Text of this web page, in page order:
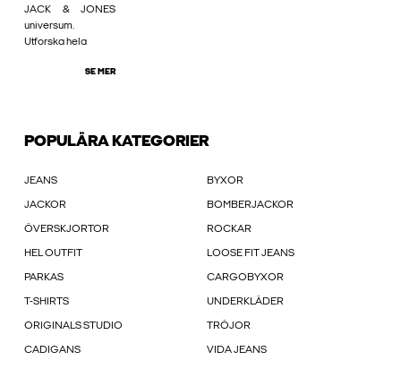
JACK & JONES
universum.
Utforska hela
SE MER
POPULÄRA KATEGORIER
JEANS BYXOR
JACKOR BOMBERJACKOR
ÖVERSKJORTOR ROCKAR
HEL OUTFIT LOOSE FIT JEANS
PARKAS CARGOBYXOR
T-SHIRTS UNDERKLÄDER
ORIGINALS STUDIO TRÖJOR
CADIGANS VIDA JEANS